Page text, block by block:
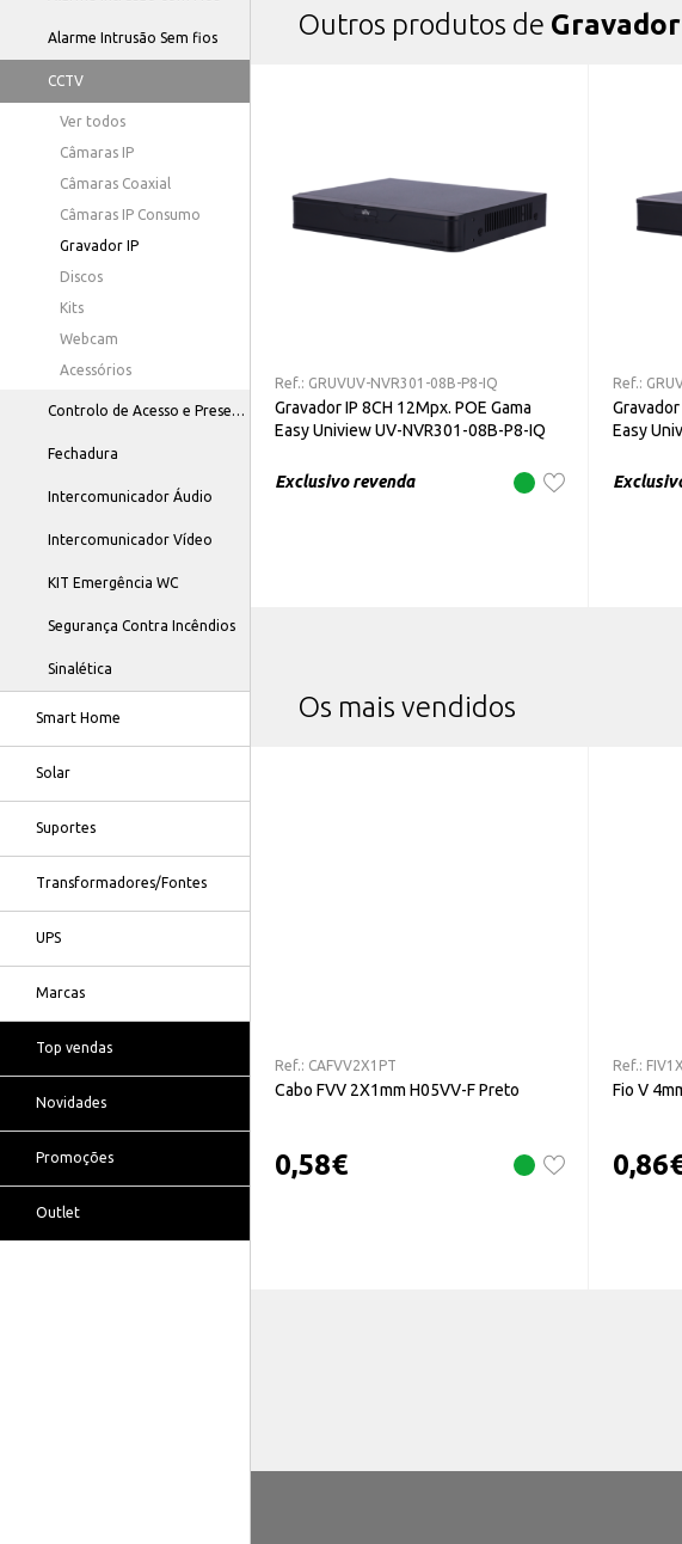
Alarme Intrusão Sem fios
CCTV
Ver todos
Câmaras IP
Câmaras Coaxial
Câmaras IP Consumo
Gravador IP
Discos
Kits
Webcam
Acessórios
Controlo de Acesso e Presença
Fechadura
Intercomunicador Áudio
Intercomunicador Vídeo
KIT Emergência WC
Segurança Contra Incêndios
Sinalética
Smart Home
Solar
Suportes
Transformadores/Fontes
UPS
Marcas
Top vendas
Novidades
Promoções
Outlet
Outros produtos de
Ref.: GRUVUV-NVR301-08B-P8-IQ
Gravador IP 8CH 12Mpx. POE Gama
Easy Uniview UV-NVR301-08B-P8-IQ
Exclusivo revenda
Ref.:
Gravador
Easy
Os mais vendidos
Ref.: CAFVV2X1PT
Cabo FVV 2X1mm H05VV-F Preto
0,58€
Ref.:
Fio V
0,86